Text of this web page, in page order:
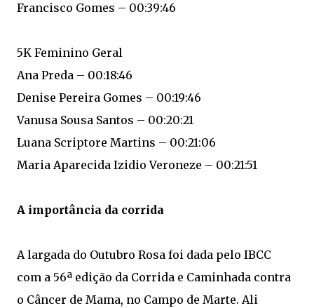
Francisco Gomes – 00:39:46
5K Feminino Geral
Ana Preda – 00:18:46
Denise Pereira Gomes – 00:19:46
Vanusa Sousa Santos – 00:20:21
Luana Scriptore Martins – 00:21:06
Maria Aparecida Izidio Veroneze – 00:21:51
A importância da corrida
A largada do Outubro Rosa foi dada pelo IBCC
com a 56ª edição da Corrida e Caminhada contra
o Câncer de Mama, no Campo de Marte. Ali